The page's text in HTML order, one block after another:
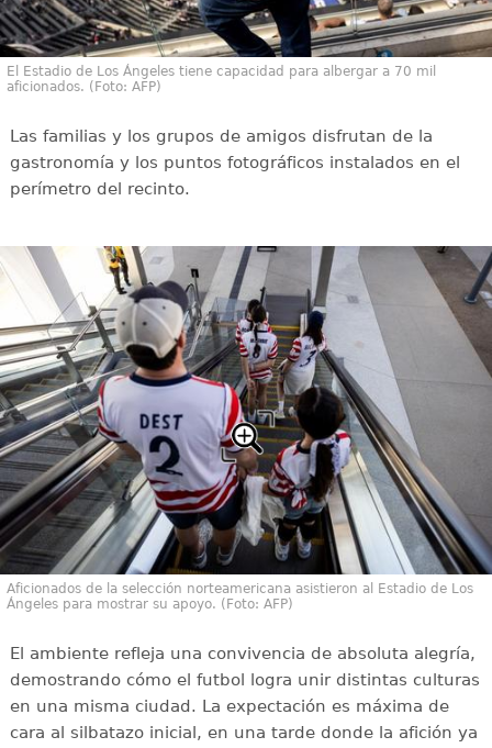
El Estadio de Los Ángeles tiene capacidad para albergar a 70 mil
aficionados. (Foto: AFP)
Las familias y los grupos de amigos disfrutan de la
gastronomía y los puntos fotográficos instalados en el
perímetro del recinto.
Aficionados de la selección norteamericana asistieron al Estadio de Los
Ángeles para mostrar su apoyo. (Foto: AFP)
El ambiente refleja una convivencia de absoluta alegría,
demostrando cómo el futbol logra unir distintas culturas
en una misma ciudad. La expectación es máxima de
cara al silbatazo inicial, en una tarde donde la afición ya